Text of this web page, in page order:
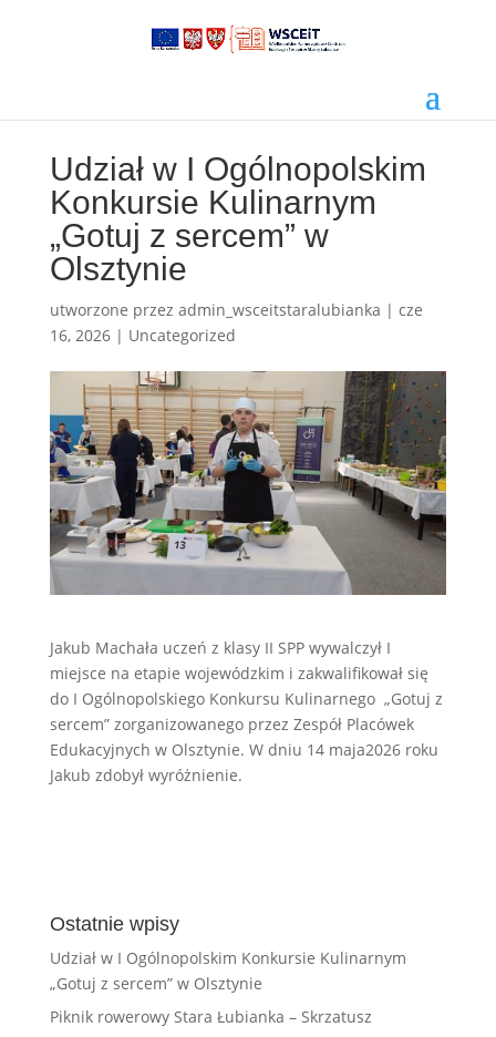
Udział w I Ogólnopolskim
Konkursie Kulinarnym
„Gotuj z sercem” w
Olsztynie
utworzone przez admin_wsceitstaralubianka | cze
16, 2026| Uncategorized
Jakub Machała uczeń z klasy II SPP wywalczył I
miejsce na etapie wojewódzkim i zakwalifikował się
do I Ogólnopolskiego Konkursu Kulinarnego „Gotuj z
sercem” zorganizowanego przez Zespół Placówek
Edukacyjnych w Olsztynie. W dniu 14 maja2026 roku
Jakub zdobył wyróżnienie.
Ostatnie wpisy
Udział w I Ogólnopolskim Konkursie Kulinarnym
„Gotuj z sercem” w Olsztynie
Piknik rowerowy Stara Łubianka – Skrzatusz